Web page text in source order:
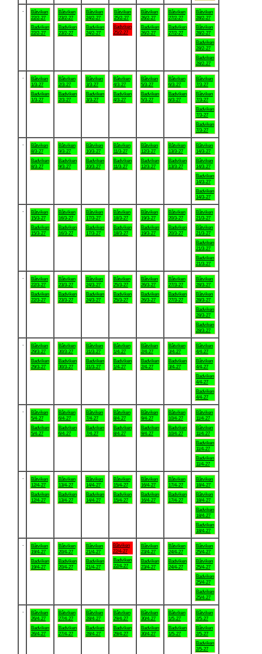
Båtviken
22/2-27
Badviken
22/2-27
Båtviken
23/2-27
Badviken
23/2-27
Båtviken
24/2-27
Badviken
24/2-27
Båtviken
25/2-27
Badviken
25/2-27
Båtviken
26/2-27
Badviken
26/2-27
Båtviken
27/2-27
Badviken
27/2-27
Båtviken
28/2-27
Båtviken
28/2-27
Badviken
28/2-27
Badviken
28/2-27
Båtviken
1/3-27
Badviken
1/3-27
Båtviken
2/3-27
Badviken
2/3-27
Båtviken
3/3-27
Badviken
3/3-27
Båtviken
4/3-27
Badviken
4/3-27
Båtviken
5/3-27
Badviken
5/3-27
Båtviken
6/3-27
Badviken
6/3-27
Båtviken
7/3-27
Båtviken
7/3-27
Badviken
7/3-27
Badviken
7/3-27
Båtviken
8/3-27
Badviken
8/3-27
Båtviken
9/3-27
Badviken
9/3-27
Båtviken
10/3-27
Badviken
10/3-27
Båtviken
11/3-27
Badviken
11/3-27
Båtviken
12/3-27
Badviken
12/3-27
Båtviken
13/3-27
Badviken
13/3-27
Båtviken
14/3-27
Båtviken
14/3-27
Badviken
14/3-27
Badviken
14/3-27
Båtviken
15/3-27
Badviken
15/3-27
Båtviken
16/3-27
Badviken
16/3-27
Båtviken
17/3-27
Badviken
17/3-27
Båtviken
18/3-27
Badviken
18/3-27
Båtviken
19/3-27
Badviken
19/3-27
Båtviken
20/3-27
Badviken
20/3-27
Båtviken
21/3-27
Båtviken
21/3-27
Badviken
21/3-27
Badviken
21/3-27
Båtviken
22/3-27
Badviken
22/3-27
Båtviken
23/3-27
Badviken
23/3-27
Båtviken
24/3-27
Badviken
24/3-27
Båtviken
25/3-27
Badviken
25/3-27
Båtviken
26/3-27
Badviken
26/3-27
Båtviken
27/3-27
Badviken
27/3-27
Båtviken
28/3-27
Båtviken
28/3-27
Badviken
28/3-27
Badviken
28/3-27
Båtviken
29/3-27
Badviken
29/3-27
Båtviken
30/3-27
Badviken
30/3-27
Båtviken
31/3-27
Badviken
31/3-27
Båtviken
1/4-27
Badviken
1/4-27
Båtviken
2/4-27
Badviken
2/4-27
Båtviken
3/4-27
Badviken
3/4-27
Båtviken
4/4-27
Båtviken
4/4-27
Badviken
4/4-27
Badviken
4/4-27
Båtviken
5/4-27
Badviken
5/4-27
Båtviken
6/4-27
Badviken
6/4-27
Båtviken
7/4-27
Badviken
7/4-27
Båtviken
8/4-27
Badviken
8/4-27
Båtviken
9/4-27
Badviken
9/4-27
Båtviken
10/4-27
Badviken
10/4-27
Båtviken
11/4-27
Båtviken
11/4-27
Badviken
11/4-27
Badviken
11/4-27
Båtviken
12/4-27
Badviken
12/4-27
Båtviken
13/4-27
Badviken
13/4-27
Båtviken
14/4-27
Badviken
14/4-27
Båtviken
15/4-27
Badviken
15/4-27
Båtviken
16/4-27
Badviken
16/4-27
Båtviken
17/4-27
Badviken
17/4-27
Båtviken
18/4-27
Båtviken
18/4-27
Badviken
18/4-27
Badviken
18/4-27
Båtviken
19/4-27
Badviken
19/4-27
Båtviken
20/4-27
Badviken
20/4-27
Båtviken
21/4-27
Badviken
21/4-27
Båtviken
22/4-27
Badviken
22/4-27
Båtviken
23/4-27
Badviken
23/4-27
Båtviken
24/4-27
Badviken
24/4-27
Båtviken
25/4-27
Båtviken
25/4-27
Badviken
25/4-27
Badviken
25/4-27
Båtviken
26/4-27
Badviken
26/4-27
Båtviken
27/4-27
Badviken
27/4-27
Båtviken
28/4-27
Badviken
28/4-27
Båtviken
29/4-27
Badviken
29/4-27
Båtviken
30/4-27
Badviken
30/4-27
Båtviken
1/5-27
Badviken
1/5-27
Båtviken
2/5-27
Båtviken
2/5-27
Badviken
2/5-27